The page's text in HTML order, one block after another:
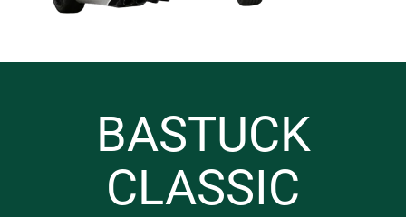
BASTUCK
CLASSIC